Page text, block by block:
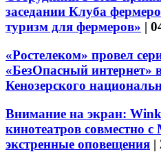
заседании Клуба
туризм для фермеров» |
«Ростелеком» провел
«БезОпасный интернет»
Кенозерского
Внимание на экран:
кинотеатров совместно
экстренные оповещения |